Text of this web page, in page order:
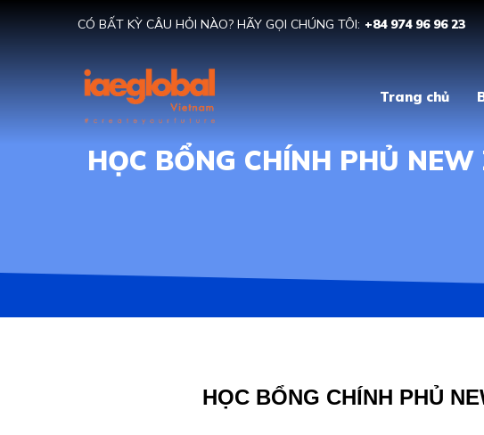
CÓ BẤT KỲ CÂU HỎI NÀO? HÃY GỌI CHÚNG TÔI: +84 974 96 96 23
Trang chủ
HỌC BỔNG CHÍNH PHỦ
HỌC BỔNG CHÍNH PHỦ